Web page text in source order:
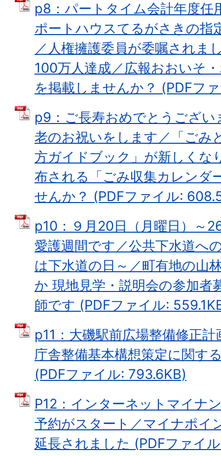
p8：パートタイム会計年度任
ポートハウスてるがさきの指
／人権擁護委員が委嘱されま
100万人達成／広報おおいそ
を掲載しませんか？ (PDFフ
p9：ご長寿おめでとうござい
老のお祝いをします／「ごみ
方ガイドブック」が新しくな
布される「ごみ収集カレンダ
せんか？ (PDFファイル:
p10：９月20日（月曜日）～
愛護週間です／公共下水道へ
は下水道の日～／町有地の山
か 現地見学・説明会の参加者
師です (PDFファイル:
p11：大磯駅前広場整備修正
庁舎整備基本構想策定に関す
(PDFファイル: 793.6KB)
P12：インターネットマイナ
予約がスタート／マイナポイ
延長されました (PDFファイ